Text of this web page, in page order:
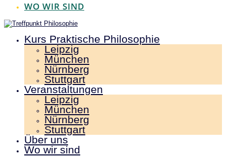
WO WIR SIND
Kurs Praktische Philosophie
Leipzig
München
Nürnberg
Stuttgart
Veranstaltungen
Leipzig
München
Nürnberg
Stuttgart
Über uns
Wo wir sind